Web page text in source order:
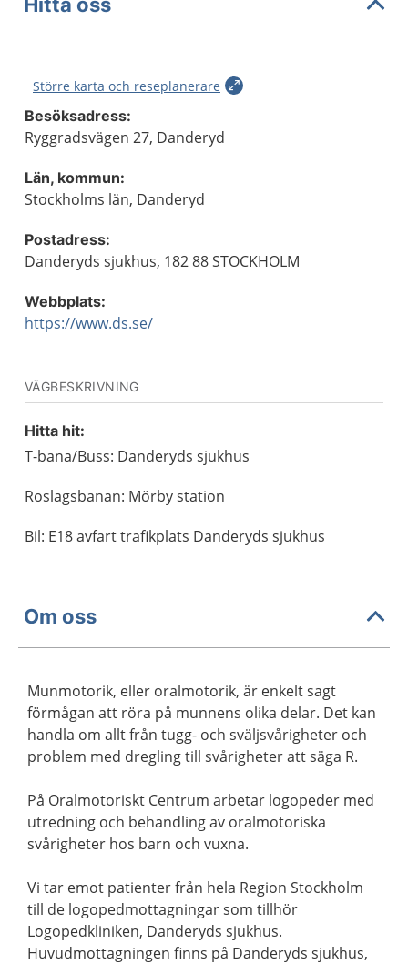
Större karta och reseplanerare
Besöksadress:
Ryggradsvägen 27, Danderyd
Län, kommun:
Stockholms län, Danderyd
Postadress:
Danderyds sjukhus, 182 88 STOCKHOLM
Webbplats:
https://www.ds.se/
VÄGBESKRIVNING
Hitta hit:
T-bana/Buss: Danderyds sjukhus
Roslagsbanan: Mörby station
Bil: E18 avfart trafikplats Danderyds sjukhus
Om oss
Munmotorik, eller oralmotorik, är enkelt sagt
förmågan att röra på munnens olika delar. Det kan
handla om allt från tugg- och sväljsvårigheter och
problem med dregling till svårigheter att säga R.
På Oralmotoriskt Centrum arbetar logopeder med
utredning och behandling av oralmotoriska
svårigheter hos barn och vuxna.
Vi tar emot patienter från hela Region Stockholm
till de logopedmottagningar som tillhör
Logopedkliniken, Danderyds sjukhus.
Huvudmottagningen finns på Danderyds sjukhus,